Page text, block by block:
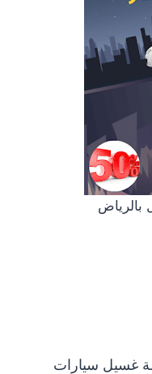
بالرياض
غسيل سيارات